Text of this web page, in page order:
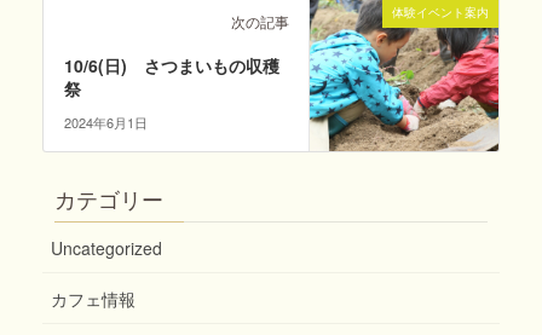
体験イベント案内
次の記事
10/6(日) さつまいもの収穫
祭
2024年6月1日
カテゴリー
Uncategorized
カフェ情報